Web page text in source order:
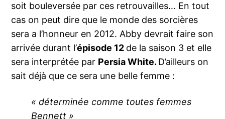
soit bouleversée par ces retrouvailles… En tout
cas on peut dire que le monde des sorcières
sera a l’honneur en 2012. Abby devrait faire son
arrivée durant l’épisode 12 de la saison 3 et elle
sera interprétée par Persia White. D’ailleurs on
sait déjà que ce sera une belle femme :
« déterminée comme toutes femmes
Bennett »